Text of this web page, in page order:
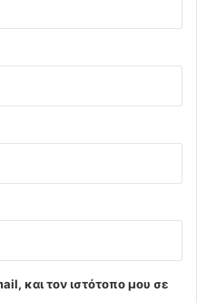
και τον ιστότοπο μου σε